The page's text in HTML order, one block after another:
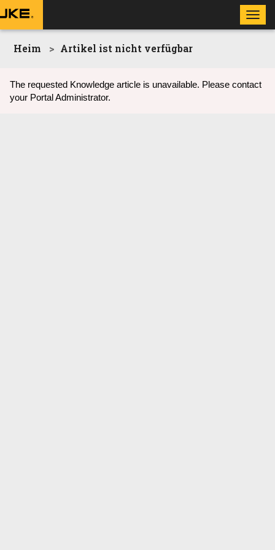
Heim Artikel ist nicht verfügbar
The requested Knowledge article is unavailable. Please contact
your Portal Administrator.